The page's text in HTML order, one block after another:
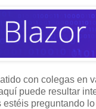
con colegas en
puede resultar
preguntando